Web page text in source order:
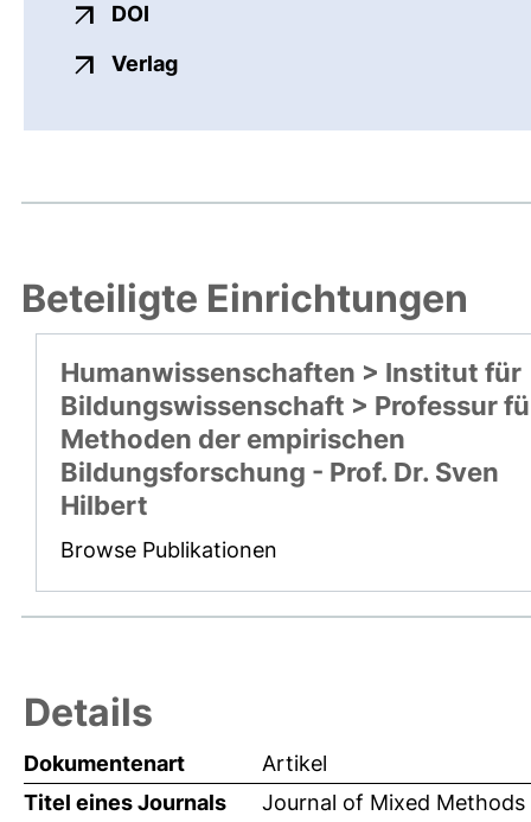
DOI
Verlagexterner Link, öffnet neues
Beteiligte Einrichtungen
Humanwissenschaften > Institut für
Bildungswissenschaft > Professur
Methoden der empirischen
Bildungsforschung - Prof. Dr. Sven
Hilbert
Browse Publikationen
Details
Dokumentenart
Artikel
Titel eines Journals
Journal of Mixed Methods